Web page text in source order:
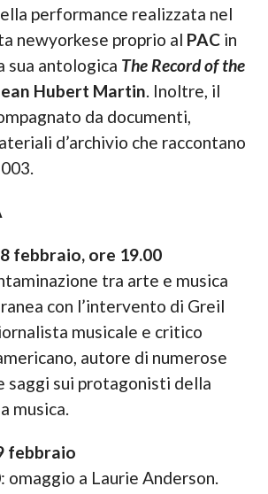
performance realizzata nel
newyorkese proprio al PACin
sua antologica The Record of the
Hubert Martin. Inoltre, il
da documenti,
d’archivio che raccontano
febbraio, ore 19.00
tra arte e musica
con l’intervento di Greil
musicale e critico
autore di numerose
saggi sui protagonisti della
musica.
febbraio
omaggio a Laurie Anderson.